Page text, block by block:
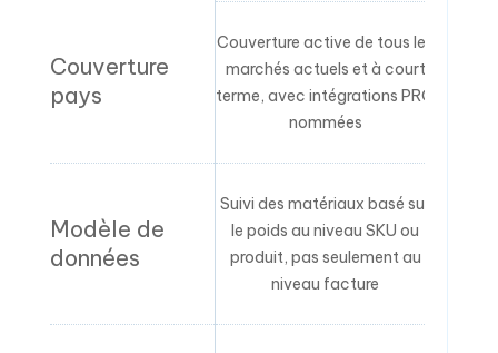
Couverture
pays
Couverture active de tous les
marchés actuels et à court
terme, avec intégrations PRO
nommées
Modèle de
données
Suivi des matériaux basé sur
le poids au niveau SKU ou
produit, pas seulement au
niveau facture